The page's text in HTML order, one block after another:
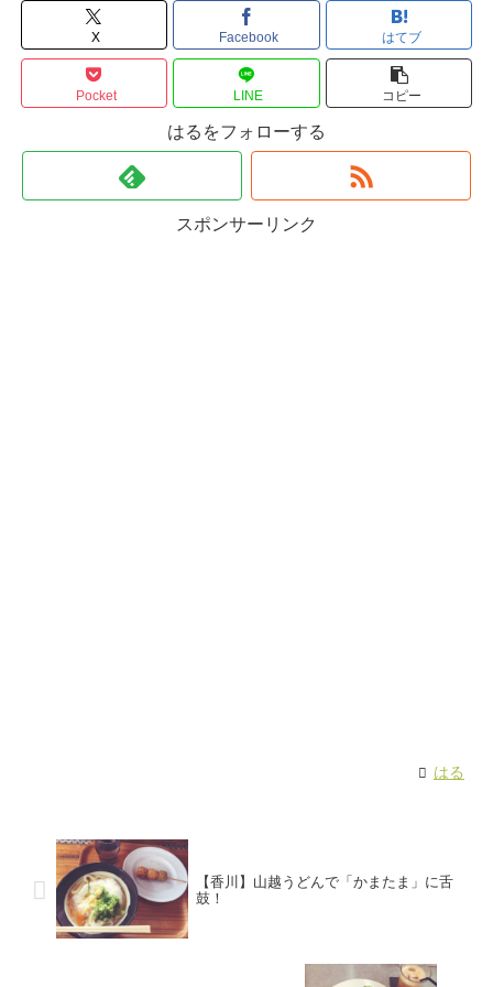
X Facebook はてブ
Pocket LINE コピー
はるをフォローする
スポンサーリンク
はる
【香川】山越うどんで「かまたま」に舌
鼓！